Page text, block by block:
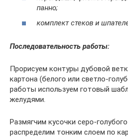
панно;
комплект стеков и
Последовательность работы:
Прорисуем контуры дубовой
картона (белого или светло-
работы используем готовый
желудями.
Размягчим кусочки серо-
распределим тонким слоем по